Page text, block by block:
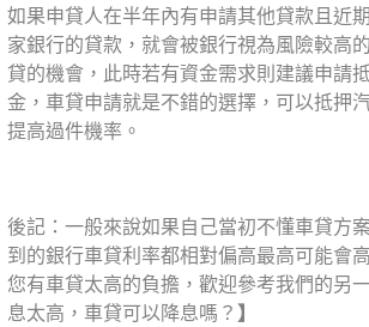
如果申貸人在半年內有申請其他貸款且近
家銀行的貸款，就會被銀行視為風險較高
貸的機會，此時若有資金需求則建議申請
金，車貸申請就是不錯的選擇，可以抵押
提高過件機率。
後記：一般來說如果自己當初不懂車貸方
到的銀行車貸利率都相對偏高最高可能會
您有車貸太高的負擔，歡迎參考我們的另
息太高，車貸可以降息嗎？】